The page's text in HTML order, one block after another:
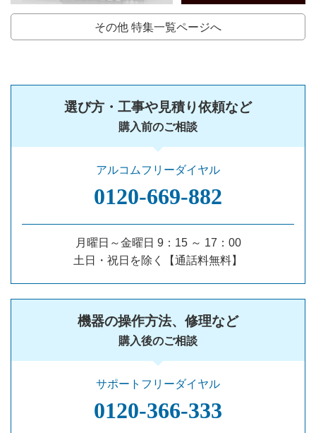
その他 特集一覧ページへ
選び方・工事や見積り依頼など
購入前のご相談
アルコムフリーダイヤル
0120‐669‐882
月曜日～金曜日 9：15 ～ 17：00
土日・祝日を除く【通話料無料】
機器の操作方法、修理など
購入後のご相談
サポートフリーダイヤル
0120‐366‐333